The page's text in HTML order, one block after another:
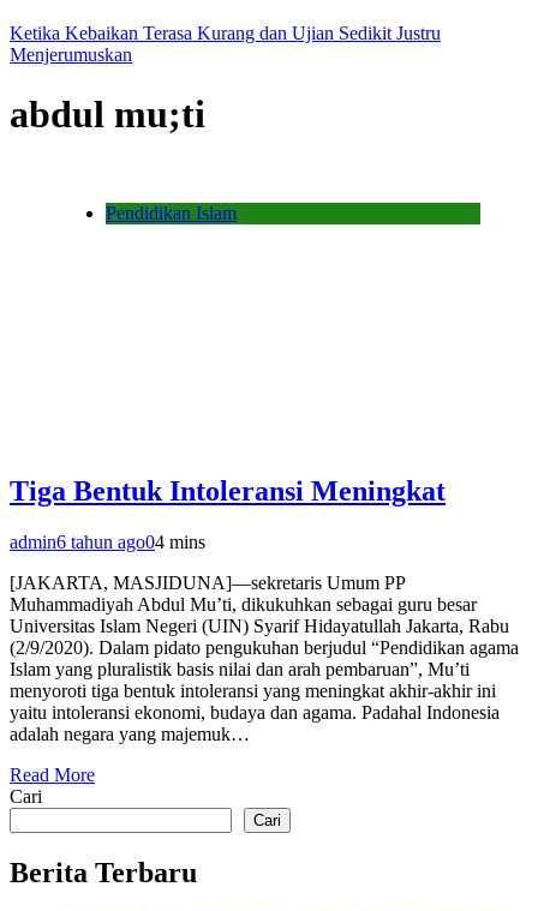
Ketika Kebaikan Terasa Kurang dan Ujian Sedikit Justru
Menjerumuskan
abdul mu;ti
Pendidikan Islam
Tiga Bentuk Intoleransi Meningkat
admin6 tahun ago04 mins
[JAKARTA, MASJIDUNA]—sekretaris Umum PP
Muhammadiyah Abdul Mu’ti, dikukuhkan sebagai guru besar
Universitas Islam Negeri (UIN) Syarif Hidayatullah Jakarta, Rabu
(2/9/2020). Dalam pidato pengukuhan berjudul “Pendidikan agama
Islam yang pluralistik basis nilai dan arah pembaruan”, Mu’ti
menyoroti tiga bentuk intoleransi yang meningkat akhir-akhir ini
yaitu intoleransi ekonomi, budaya dan agama. Padahal Indonesia
adalah negara yang majemuk…
Read More
Cari
Cari
Berita Terbaru